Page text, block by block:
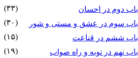
باب دوم در احسان
(۳۳)
باب سوم در عشق و مستی و شور
(۳۰)
باب ششم در قناعت
(۱۵)
باب نهم در توبه و راه صواب
(۱۹)